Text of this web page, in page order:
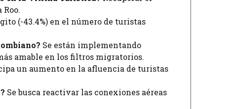
(-43.4%) en el número de turistas
Se están implementando
amable en los filtros migratorios.
un aumento en la afluencia de turistas
Se busca reactivar las conexiones aéreas